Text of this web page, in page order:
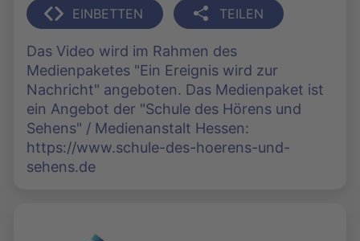
EINBETTEN TEILEN
Das Video wird im Rahmen des
Medienpaketes "Ein Ereignis wird zur
Nachricht" angeboten. Das Medienpaket ist
ein Angebot der "Schule des Hörens und
Sehens" / Medienanstalt Hessen:
https://www.schule-des-hoerens-und-
sehens.de